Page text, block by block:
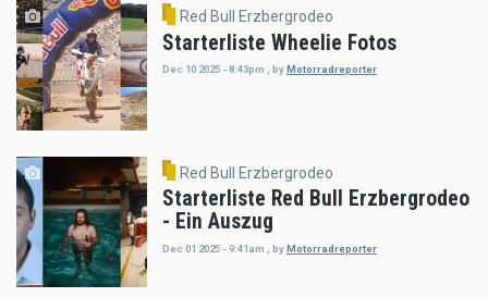
Red Bull Erzbergrodeo
Starterliste Wheelie Fotos
Dec 10 2025 - 8:43pm byMotorradreporter
Red Bull Erzbergrodeo
Starterliste Red Bull Erzbergrodeo
- Ein Auszug
Dec 01 2025 - 9:41am byMotorradreporter